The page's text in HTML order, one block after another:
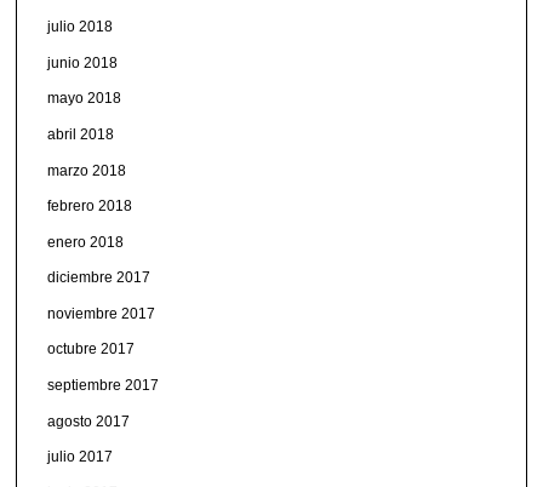
julio 2018
junio 2018
mayo 2018
abril 2018
marzo 2018
febrero 2018
enero 2018
diciembre 2017
noviembre 2017
octubre 2017
septiembre 2017
agosto 2017
julio 2017